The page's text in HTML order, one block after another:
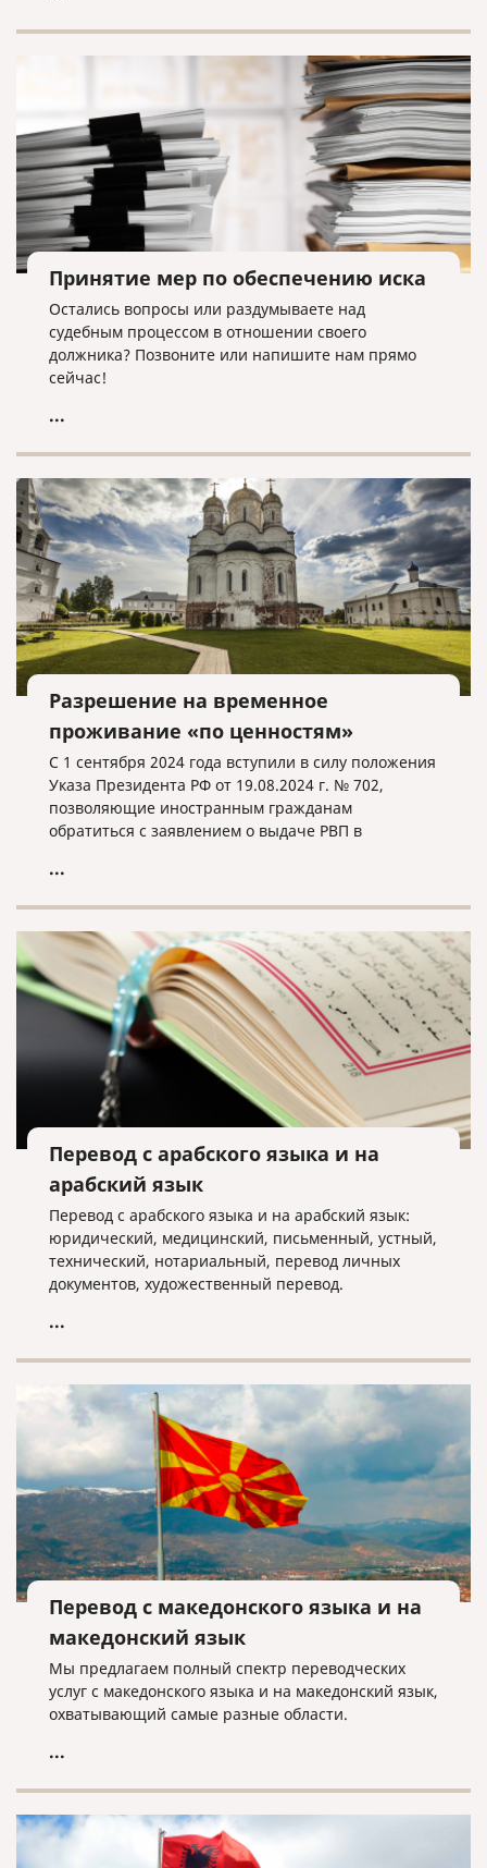
Принятие мер по обеспечению иска
Остались вопросы или раздумываете над
судебным процессом в отношении своего
должника? Позвоните или напишите нам прямо
сейчас!
...
Разрешение на временное
проживание «по ценностям»
С 1 сентября 2024 года вступили в силу положения
Указа Президента РФ от 19.08.2024 г. № 702,
позволяющие иностранным гражданам
обратиться с заявлением о выдаче РВП в
определенных условий.
...
Перевод с арабского языка и на
арабский язык
Перевод с арабского языка и на арабский язык:
юридический, медицинский, письменный, устный,
технический, нотариальный, перевод личных
документов, художественный перевод.
...
Перевод с македонского языка и на
македонский язык
Мы предлагаем полный спектр переводческих
услуг с македонского языка и на македонский язык,
охватывающий самые разные области.
...